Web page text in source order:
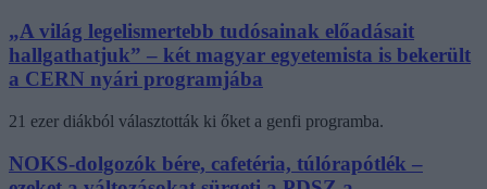
„A világ legelismertebb tudósainak előadásait
hallgathatjuk” – két magyar egyetemista is bekerült
a CERN nyári programjába
21 ezer diákból választották ki őket a genfi programba.
NOKS-dolgozók bére, cafetéria, túlórapótlék –